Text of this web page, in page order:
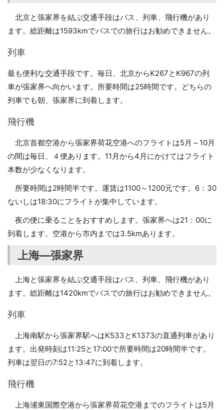
北京と張家界を結ぶ交通手段はバス、列車、飛行機があり
ます。総距離は1593kmでバスでの旅行はお勧めできません。
列車
最も便利な交通手段です。毎日、北京からK267とK967の列
車が張家界へ向かいます。所要時間は25時間です。どちらの
列車でも朝、張家界に到着します。
飛行機
北京首都空港から張家界荷花空港へのフライトは5月～10月
の間は毎日、４便あります。11月から4月にかけてはフライト
本数が少なくなります。
所要時間は2時間半です。運賃は1100～1200元です。6：30
ないしは18:30にフライトが集中しています。
夜の便に乗ることをおすすめします。張家界へは21：00に
到着します。空港から市内までは3.5kmあります。
上海―張家界
上海と張家界を結ぶ交通手段はバス、列車、飛行機があり
ます。総距離は1420kmでバスでの旅行はお勧めできません。
列車
上海南駅から張家界駅へはK533とK1373の直通列車があり
ます。出発時刻は11:25と17:00で所要時間は20時間半です。
列車は翌日の7:52と13:47に到着します。
飛行機
上海浦東国際空港から張家界荷花空港までのフライトは5月